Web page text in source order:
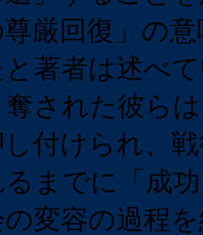
尊厳回復」の
著者は述べ
された彼ら
付けられ、
るまでに「成
の変容の過程